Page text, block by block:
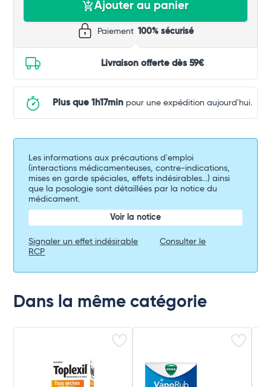
Ajouter au panier
Paiement 100% sécurisé
Livraison offerte dès 59€
Plus que 1h17min pour une expédition aujourd'hui.
Les informations aux précautions d'emploi
(interactions médicamenteuses, contre-indications,
mises en garde spéciales, effets indésirables...) ainsi
que la posologie sont détaillées par la notice du
médicament.
Voir la notice
Signaler un effet indésirable
Consulter le
RCP
Dans la même catégorie